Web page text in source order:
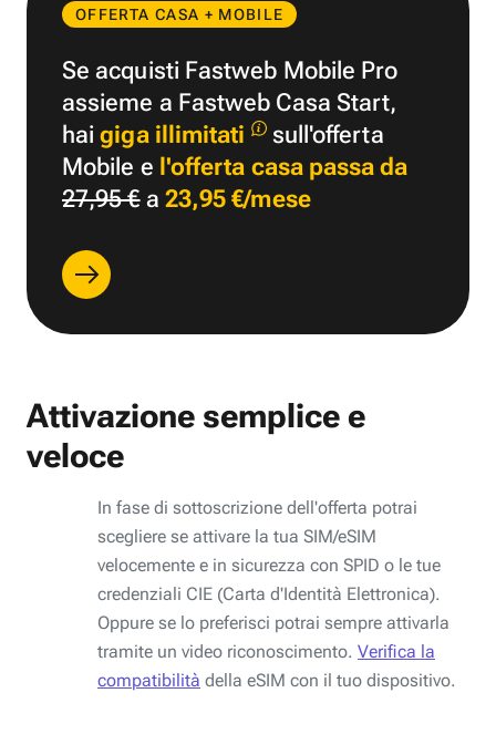
OFFERTA CASA + MOBILE
Se acquisti Fastweb Mobile Pro
assieme a Fastweb Casa Start,
haigiga illimitati
sull'offerta
Mobile e l'offerta casa passa da
27,95 €a 23,95 €/mese
Attivazione semplice e
veloce
In fase di sottoscrizione dell'offerta potrai
scegliere se attivare la tua SIM/eSIM
velocemente e in sicurezza con SPID o le tue
credenziali CIE (Carta d'Identità Elettronica).
Oppure se lo preferisci potrai sempre attivarla
tramite un video riconoscimento. Verifica la
compatibilità della eSIM con il tuo dispositivo.